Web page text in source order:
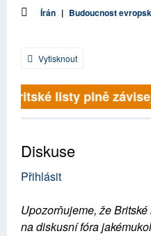
Írán | Budoucnost
Vytisknout
Britské listy plně závisejí
Diskuse
Přihlásit
Upozorňujeme, že
na diskusní fóra